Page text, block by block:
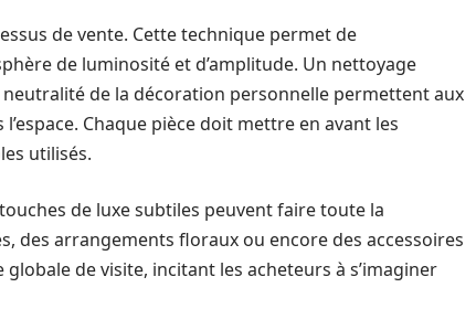
de vente. Cette technique permet de
de luminosité et d’amplitude. Un nettoyage
de la décoration personnelle permettent aux
Chaque pièce doit mettre en avant les
utilisés.
de luxe subtiles peuvent faire toute la
des arrangements floraux ou encore des accessoires
de visite, incitant les acheteurs à s’imaginer